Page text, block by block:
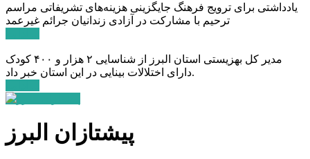
یادداشتی برای ترویج فرهنگ جایگزینی هزینه‌های تشریفاتی مراسم
ترحیم با مشارکت در آزادی زندانیان جرائم غیرعمد
مدیر کل بهزیستی استان البرز از شناسایی ۲ هزار و ۴۰۰ کودک
دارای اختلالات بینایی در این استان خبر داد.
پیشتازان البرز